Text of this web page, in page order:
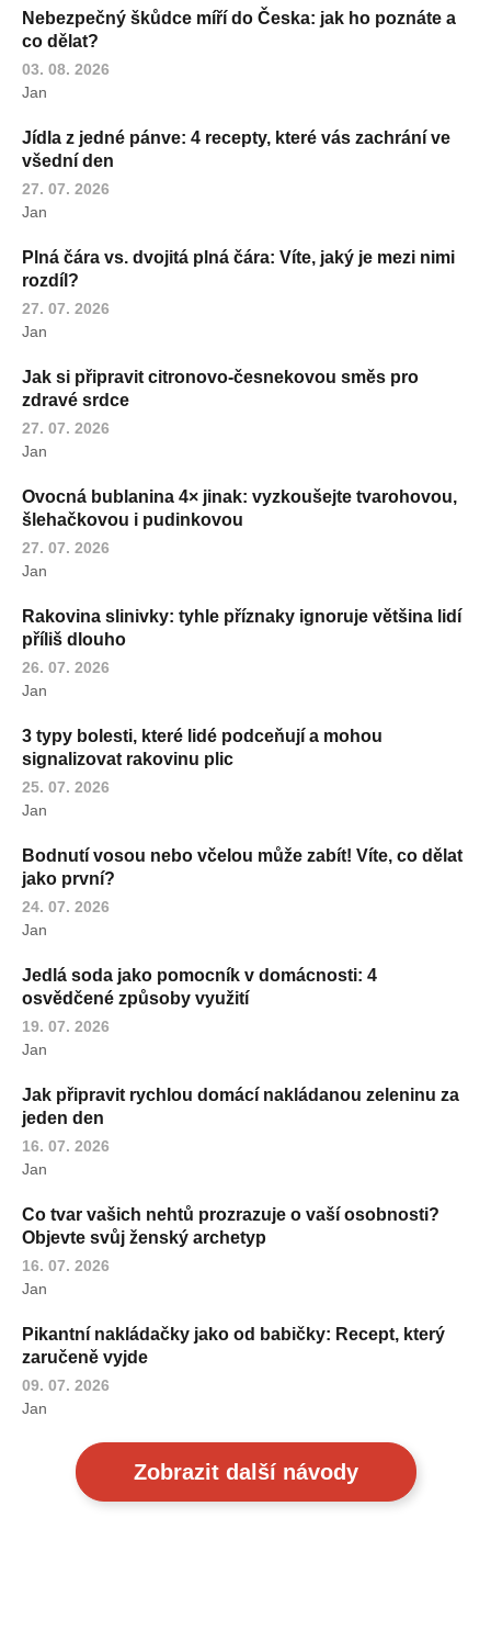
Nebezpečný škůdce míří do Česka: jak ho poznáte a
co dělat?
03. 08. 2026
Jan
Jídla z jedné pánve: 4 recepty, které vás zachrání ve
všední den
27. 07. 2026
Jan
Plná čára vs. dvojitá plná čára: Víte, jaký je mezi nimi
rozdíl?
27. 07. 2026
Jan
Jak si připravit citronovo-česnekovou směs pro
zdravé srdce
27. 07. 2026
Jan
Ovocná bublanina 4× jinak: vyzkoušejte tvarohovou,
šlehačkovou i pudinkovou
27. 07. 2026
Jan
Rakovina slinivky: tyhle příznaky ignoruje většina lidí
příliš dlouho
26. 07. 2026
Jan
3 typy bolesti, které lidé podceňují a mohou
signalizovat rakovinu plic
25. 07. 2026
Jan
Bodnutí vosou nebo včelou může zabít! Víte, co dělat
jako první?
24. 07. 2026
Jan
Jedlá soda jako pomocník v domácnosti: 4
osvědčené způsoby využití
19. 07. 2026
Jan
Jak připravit rychlou domácí nakládanou zeleninu za
jeden den
16. 07. 2026
Jan
Co tvar vašich nehtů prozrazuje o vaší osobnosti?
Objevte svůj ženský archetyp
16. 07. 2026
Jan
Pikantní nakládačky jako od babičky: Recept, který
zaručeně vyjde
09. 07. 2026
Jan
Zobrazit další návody